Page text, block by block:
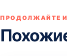
ПРОДОЛЖАЙТЕ